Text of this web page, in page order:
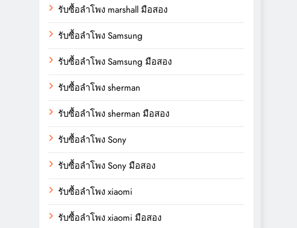
รับซื้อลำโพง marshall มือสอง
รับซื้อลำโพง Samsung
รับซื้อลำโพง Samsung มือสอง
รับซื้อลำโพง sherman
รับซื้อลำโพง sherman มือสอง
รับซื้อลำโพง Sony
รับซื้อลำโพง Sony มือสอง
รับซื้อลำโพง xiaomi
รับซื้อลำโพง xiaomi มือสอง